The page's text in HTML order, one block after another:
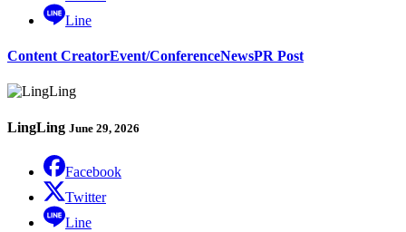
Line
Content CreatorEvent/ConferenceNewsPR Post
LingLing June 29, 2026
Facebook
Twitter
Line